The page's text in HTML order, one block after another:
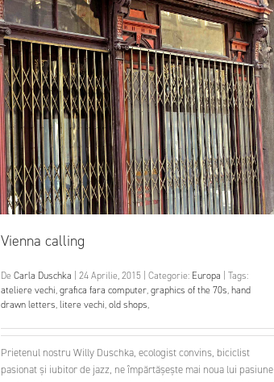
Vienna calling
De Carla Duschka 24 Aprilie, 2015 Categorie: Europa
Tags:
ateliere vechi,grafica fara computer,graphics of the 70s,hand
drawn letters,litere vechi,old shops,
Prietenul nostru Willy Duschka, ecologist convins, biciclist
pasionat și iubitor de jazz, ne împărtășește mai noua lui pasiune